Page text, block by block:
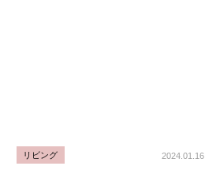
リビング 2024.01.16